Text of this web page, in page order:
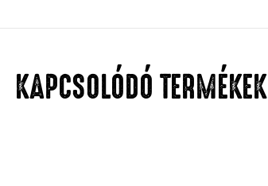
KAPCSOLÓDÓ TERMÉKEK